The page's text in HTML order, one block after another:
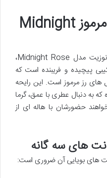
غرق شدن در رایحه مرموز Midnight
رایحه اسپری خوشبو کننده بدن زنوزیت مدل Midnight Rose،
پیچیده و فریبنده است که
های رز مرموز است. این رایحه
به دنبال عطری با عمق، گرما
حضورشان با هاله ای از
نت های سه گانه
های بویایی آن ضروری است: